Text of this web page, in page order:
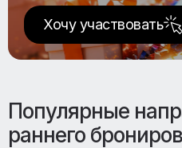
Хочу участвовать
Популярные
раннего